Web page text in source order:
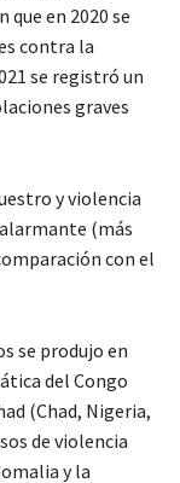
en 2020 se
contra la
se registró un
graves
y violencia
(más
con el
se produjo en
del Congo
(Chad, Nigeria,
de violencia
y la